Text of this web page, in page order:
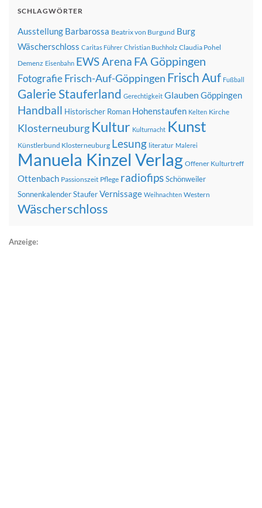
SCHLAGWÖRTER
Ausstellung Barbarossa Beatrix von Burgund Burg
Wäscherschloss Caritas Führer Christian Buchholz Claudia Pohel
Demenz Eisenbahn EWS Arena FA Göppingen
FotografieFrisch-Auf-Göppingen Frisch Auf Fußball
Galerie Stauferland Gerechtigkeit Glauben Göppingen
Handball Historischer Roman Hohenstaufen Kelten Kirche
Klosterneuburg Kultur Kulturnacht Kunst
Künstlerbund Klosterneuburg Lesung literatur Malerei
Manuela Kinzel Verlag Offener Kulturtreff
Ottenbach Passionszeit Pflege radiofipsSchönweiler
SonnenkalenderStauferVernissage Weihnachten Western
Wäscherschloss
Anzeige: